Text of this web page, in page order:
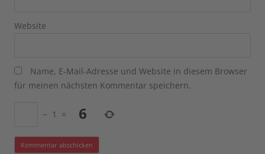
Website
Name, E-Mail-Adresse und Website in diesem Browser
für meinen nächsten Kommentar speichern.
− 1 =